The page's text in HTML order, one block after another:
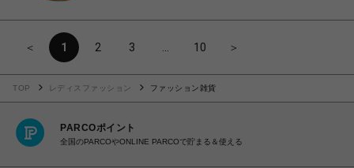
＜ 1 2 3 10 ＞
TOP レディスファッション ファッション雑貨
PARCOポイント
全国のPARCOやONLINE PARCOで貯まる＆使える